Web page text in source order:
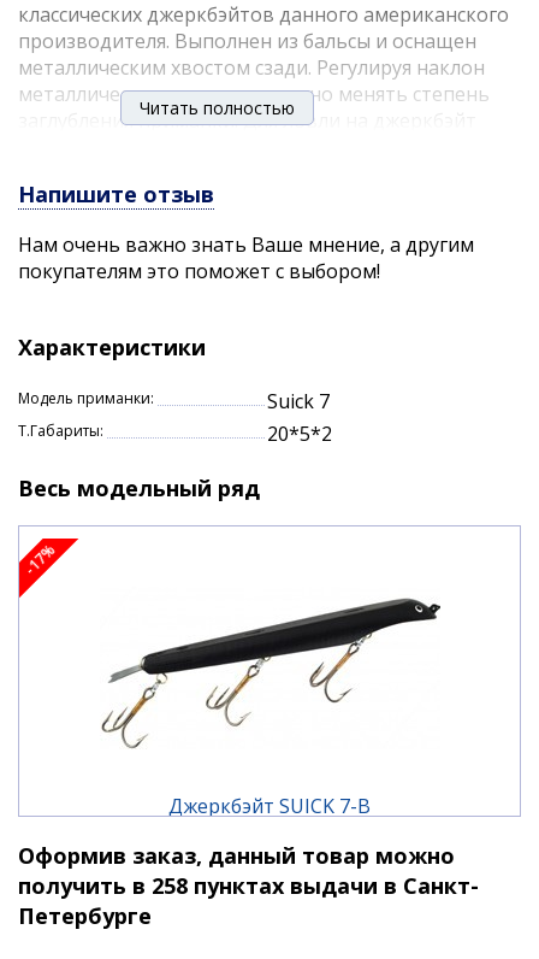
классических джеркбэйтов данного американского
производителя. Выполнен из бальсы и оснащен
металлическим хвостом сзади. Регулируя наклон
металлического хвостика можно менять степень
заглубления приманки. Для ловли на джеркбэйт
спиннинг, ведь основной тип проводки именно
и паузы вплоть до полного всплытия. На этот
джеркбэйт отлично ловится щука, а большой выбор
Длина: 17,5 см.
Читать полностью
Напишите отзыв
Нам очень важно знать Ваше мнение, а другим
покупателям это поможет с выбором!
Характеристики
Модель приманки: Suick 7
Т.Габариты: 20*5*2
Весь модельный ряд
-17%
Джеркбэйт SUICK 7-B
2 010 ₽ 2 420 ₽
Оформив заказ, данный товар можно
получить в 258 пунктах выдачи в Санкт-
Петербурге